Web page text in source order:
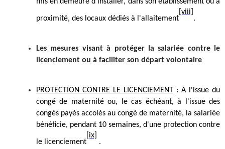
mis en demeure d'installer, dans son établissement ou à
proximité, des locaux dédiés à l'allaitement
[viii]
.
Les mesures visant à protéger la salariée contre le
licenciement ou à faciliter son départ volontaire
PROTECTION CONTRE LE LICENCIEMENT : A l'issue du
congé de maternité ou, le cas échéant, à l'issue des
congés payés accolés au congé de maternité, la salariée
bénéficie, pendant 10 semaines, d'une protection contre
le licenciement
[ix]
.